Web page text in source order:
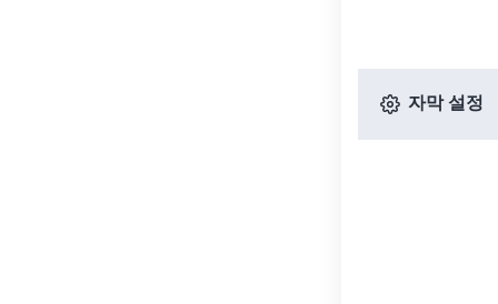
자막 설정